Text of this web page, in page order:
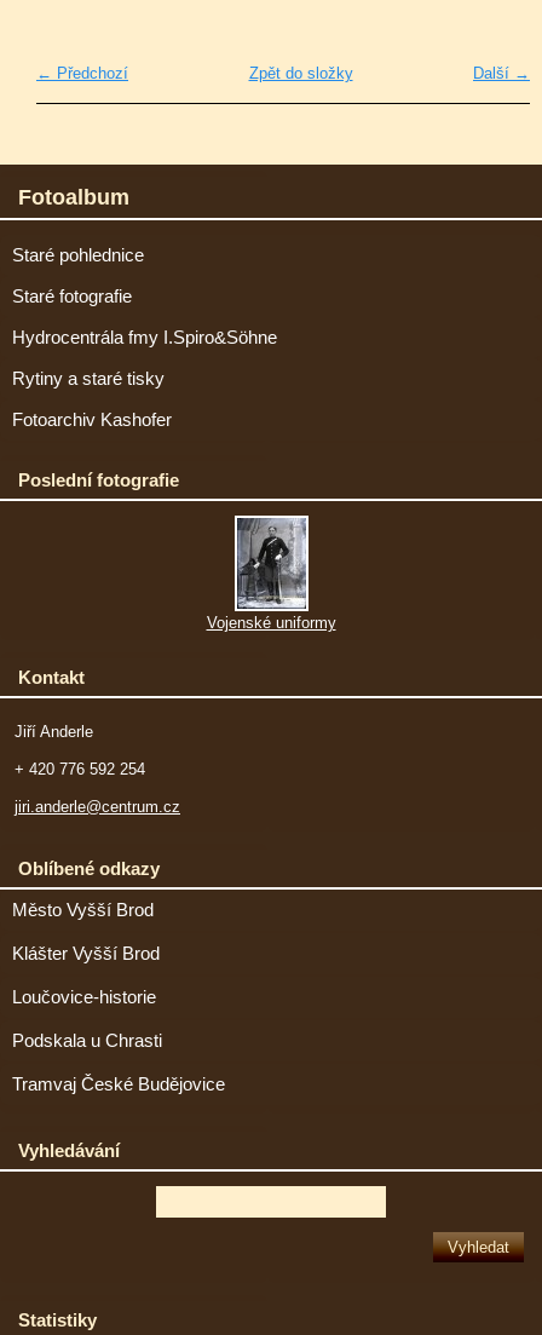
← Předchozí Další →
Zpět do složky
Fotoalbum
Staré pohlednice
Staré fotografie
Hydrocentrála fmy I.Spiro&Söhne
Rytiny a staré tisky
Fotoarchiv Kashofer
Poslední fotografie
Vojenské uniformy
Kontakt
Jiří Anderle
+ 420 776 592 254
jiri.anderle@centrum.cz
Oblíbené odkazy
Město Vyšší Brod
Klášter Vyšší Brod
Loučovice-historie
Podskala u Chrasti
Tramvaj České Budějovice
Vyhledávání
Statistiky